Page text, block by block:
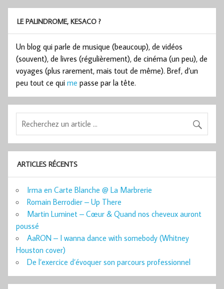
LE PALINDROME, KESACO ?
Un blog qui parle de musique (beaucoup), de vidéos
(souvent), de livres (régulièrement), de cinéma (un peu), de
voyages (plus rarement, mais tout de même). Bref, d’un
peu tout ce qui me passe par la tête.
ARTICLES RÉCENTS
Irma en Carte Blanche @ La Marbrerie
Romain Berrodier – Up There
Martin Luminet – Cœur & Quand nos cheveux auront
poussé
AaRON – I wanna dance with somebody (Whitney
Houston cover)
De l’exercice d’évoquer son parcours professionnel